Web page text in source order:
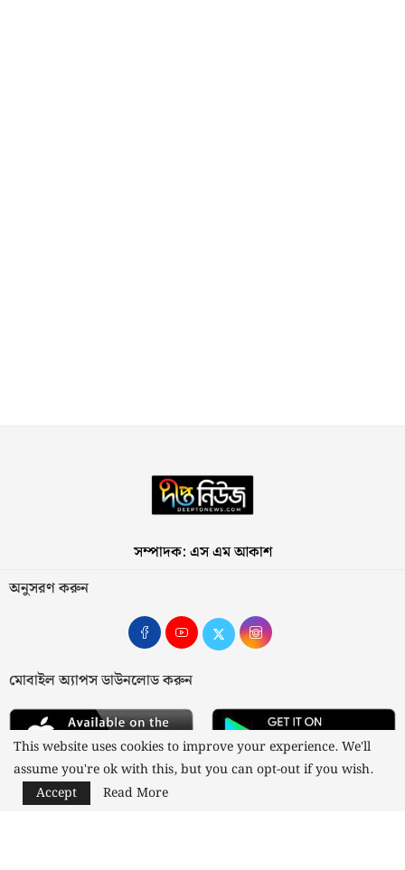
সম্পাদক: এস এম আকাশ
অনুসরণ করুন
মোবাইল অ্যাপস ডাউনলোড করুন
This website uses cookies to improve your experience. We'll
assume you're ok with this, but you can opt-out if you wish.
Accept
Read More